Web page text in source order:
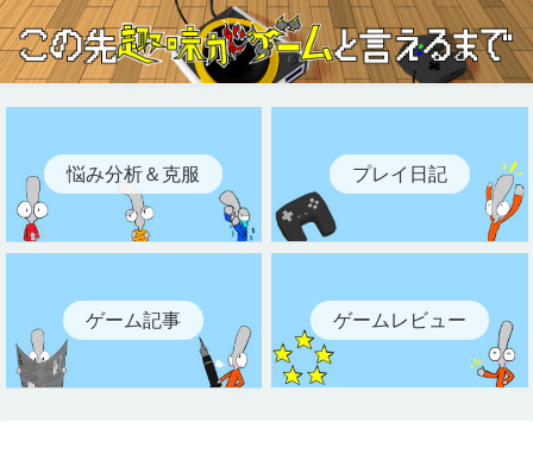
悩み分析＆克服 プレイ日記
ゲーム記事 ゲームレビュー